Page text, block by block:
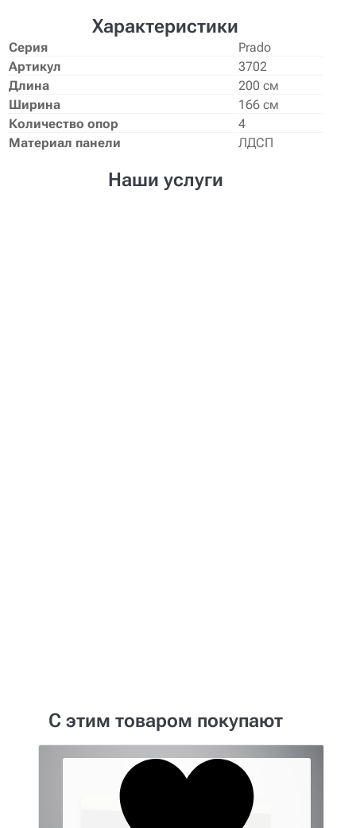
Характеристики
Серия
Prado
Артикул
3702
Длина
200 cм
Ширина
166 cм
Количество опор
4
Материал панели
ЛДСП
Наши услуги
С этим товаром покупают